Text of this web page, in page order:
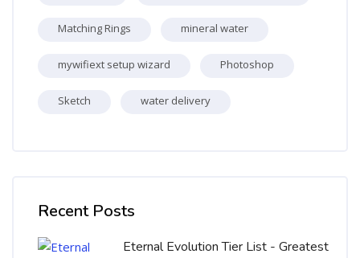
Matching Rings mineral water
mywifiext setup wizard Photoshop
Sketch water delivery
Recent Posts
Eternal Evolution Tier List - Greatest